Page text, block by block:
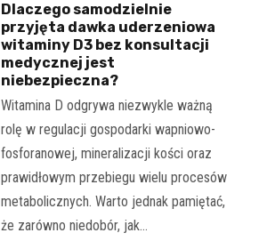
Dlaczego samodzielnie
przyjęta dawka uderzeniowa
witaminy D3 bez konsultacji
medycznej jest
niebezpieczna?
Witamina D odgrywa niezwykle ważną
rolę w regulacji gospodarki wapniowo-
fosforanowej, mineralizacji kości oraz
prawidłowym przebiegu wielu procesów
metabolicznych. Warto jednak pamiętać,
że zarówno niedobór, jak…